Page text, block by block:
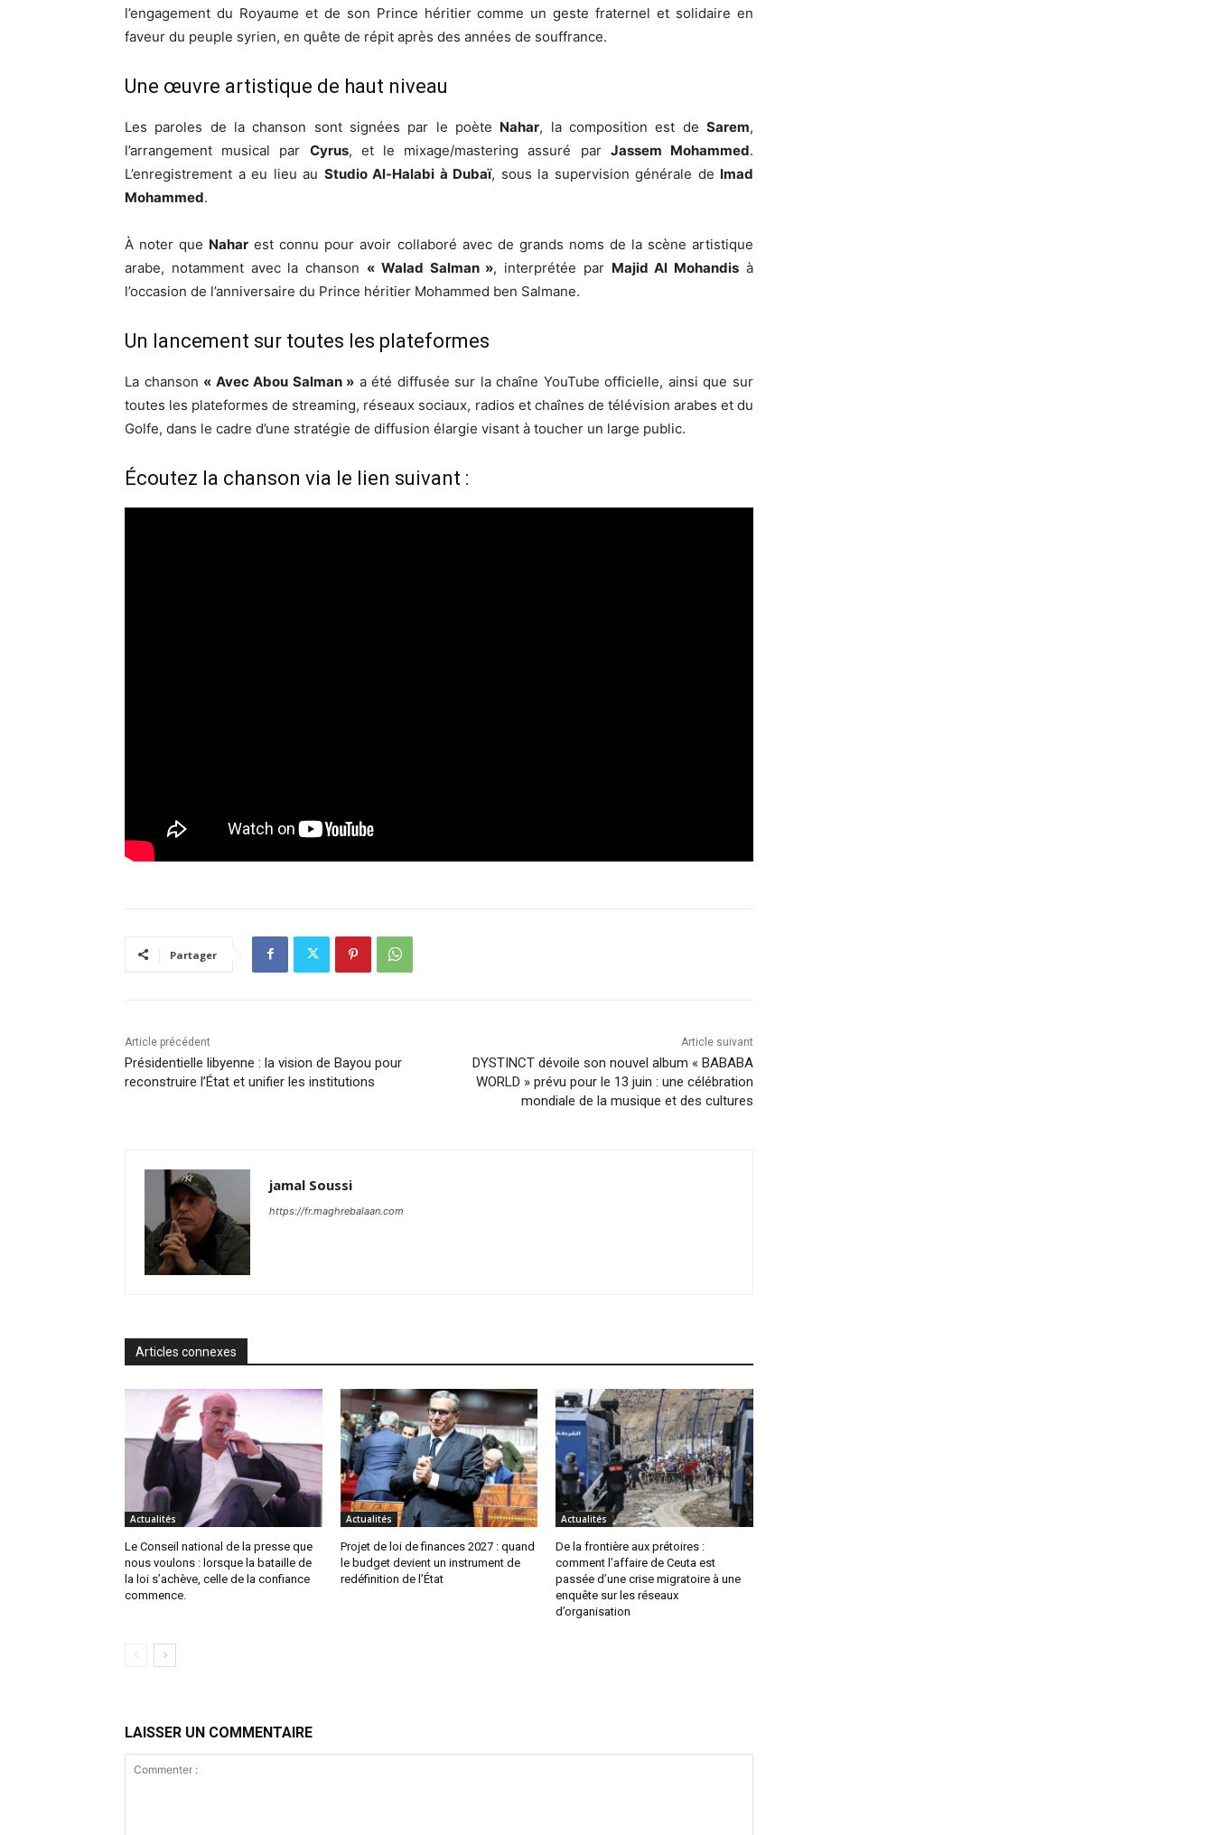
l’engagement du Royaume et de son Prince héritier comme un geste fraternel et solidaire en
faveur du peuple syrien, en quête de répit après des années de souffrance.
Une œuvre artistique de haut niveau
Les paroles de la chanson sont signées par le poète Nahar, la composition est deSarem,
l’arrangement musical par Cyrus, et le mixage/mastering assuré par Jassem Mohammed.
L’enregistrement a eu lieu au Studio Al-Halabi à Dubaï, sous la supervision générale de Imad
Mohammed.
À noter que Nahar est connu pour avoir collaboré avec de grands noms de la scène artistique
arabe, notamment avec la chanson « Walad Salman », interprétée par Majid Al Mohandis à
l’occasion de l’anniversaire du Prince héritier Mohammed ben Salmane.
Un lancement sur toutes les plateformes
La chanson « Avec Abou Salman » a été diffusée sur la chaîne YouTube officielle, ainsi que sur
toutes les plateformes de streaming, réseaux sociaux, radios et chaînes de télévision arabes et du
Golfe, dans le cadre d’une stratégie de diffusion élargie visant à toucher un large public.
Écoutez la chanson via le lien suivant :
Partager
Article précédent
Présidentielle libyenne : la vision de Bayou pour
reconstruire l’État et unifier les institutions
Article suivant
DYSTINCT dévoile son nouvel album « BABABA
WORLD » prévu pour le 13 juin : une célébration
mondiale de la musique et des cultures
jamal Soussi
https://fr.maghrebalaan.com
Articles connexes
Actualités
Le Conseil national de la presse que
nous voulons : lorsque la bataille de
la loi s’achève, celle de la confiance
commence.
Actualités
Projet de loi de finances 2027 : quand
le budget devient un instrument de
redéfinition de l’État
Actualités
De la frontière aux prétoires :
comment l’affaire de Ceuta est
passée d’une crise migratoire à une
enquête sur les réseaux
d’organisation
LAISSER UN COMMENTAIRE